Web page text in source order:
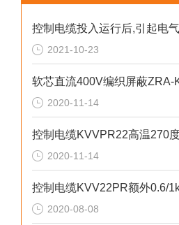
2021-10-23
2020-11-14
2020-11-14
2020-08-08